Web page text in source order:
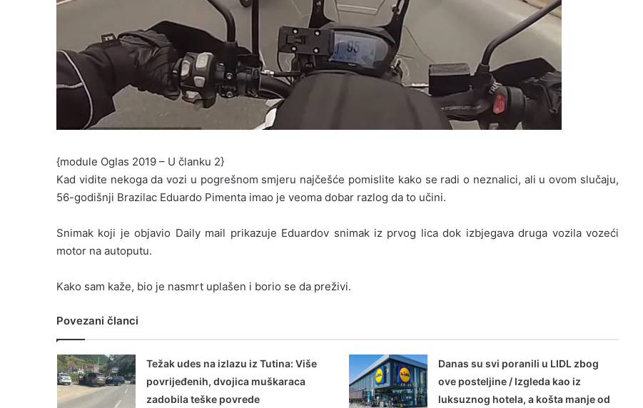
{module Oglas 2019 – U članku 2}
Kad vidite nekoga da vozi u pogrešnom smjeru najčešće pomislite kako se radi o neznalici, ali u ovom slučaju,
56-godišnji Brazilac Eduardo Pimenta imao je veoma dobar razlog da to učini.
Snimak koji je objavio Daily mail prikazuje Eduardov snimak iz prvog lica dok izbjegava druga vozila vozeći
motor na autoputu.
Kako sam kaže, bio je nasmrt uplašen i borio se da preživi.
Povezani članci
Težak udes na izlazu iz Tutina: Više
povrijeđenih, dvojica muškaraca
zadobila teške povrede
Danas su svi poranili u LIDL zbog
ove posteljine / Izgleda kao iz
luksuznog hotela, a košta manje od